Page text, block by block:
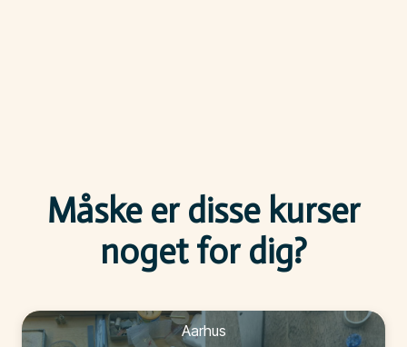
Måske er disse kurser
noget for dig?
Aarhus